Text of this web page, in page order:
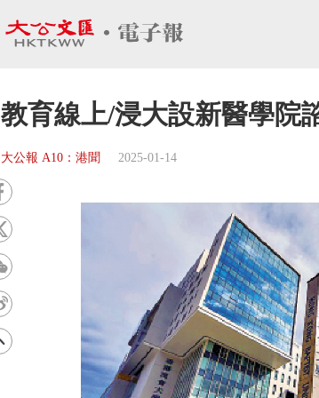
教育線上/浸大設新醫學院
大公報 A10：港聞 2025-01-14